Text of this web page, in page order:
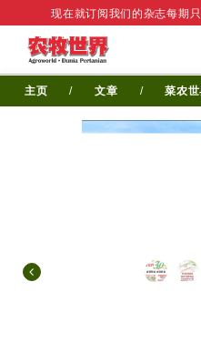
现在就订阅我们的杂志每期
主页 / 文章 / 菜农世